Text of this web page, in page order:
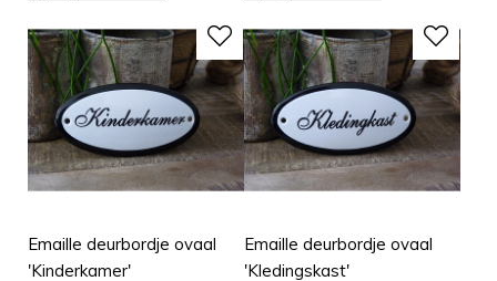
Emaille deurbordje ovaal
'Kinderkamer'
Emaille deurbordje ovaal
'Kledingskast'